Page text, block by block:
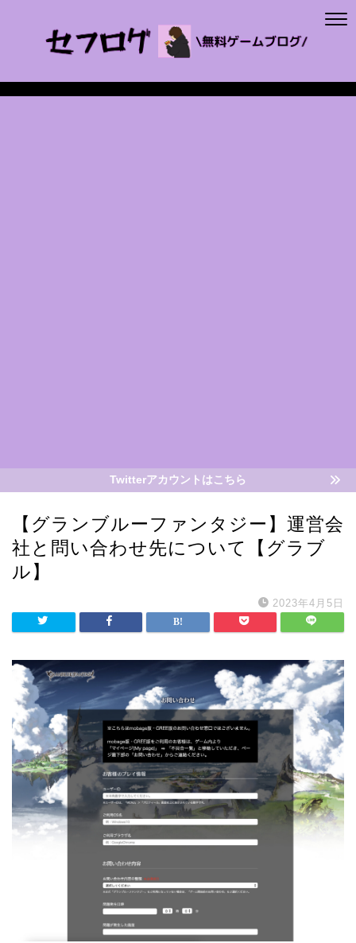
Twitterアカウントはこちら
【グランブルーファンタジー】運営会
社と問い合わせ先について【グラブ
ル】
2023年4月5日